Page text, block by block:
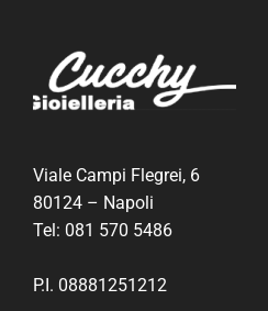
Viale Campi Flegrei, 6
80124 – Napoli
Tel: 081 570 5486
P.I. 08881251212